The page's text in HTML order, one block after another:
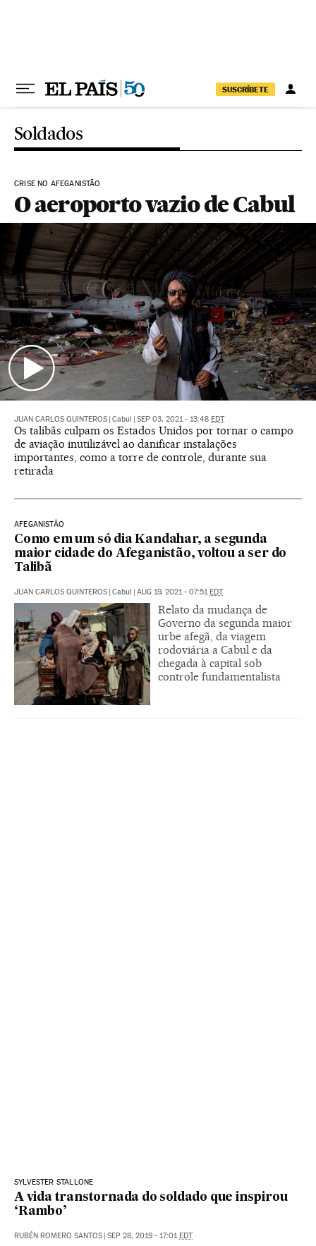
SUSCRÍBETE
Soldados
CRISE NO AFEGANISTÃO
O aeroporto vazio de Cabul
JUAN CARLOS QUINTEROS Cabul SEP 03, 2021 - 13:48 EDT
Os talibãs culpam os Estados Unidos por tornar o campo
de aviação inutilizável ao danificar instalações
importantes, como a torre de controle, durante sua
retirada
AFEGANISTÃO
Como em um só dia Kandahar, a segunda
maior cidade do Afeganistão, voltou a ser do
Talibã
JUAN CARLOS QUINTEROS Cabul AUG 19, 2021 - 07:51 EDT
Relato da mudança de
Governo da segunda maior
urbe afegã, da viagem
rodoviária a Cabul e da
chegada à capital sob
controle fundamentalista
SYLVESTER STALLONE
A vida transtornada do soldado que inspirou
‘Rambo’
RUBÉN ROMERO SANTOS SEP 28, 2019 - 17:01 EDT